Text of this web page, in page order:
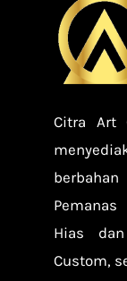
Citra Art
Hias
Custom,